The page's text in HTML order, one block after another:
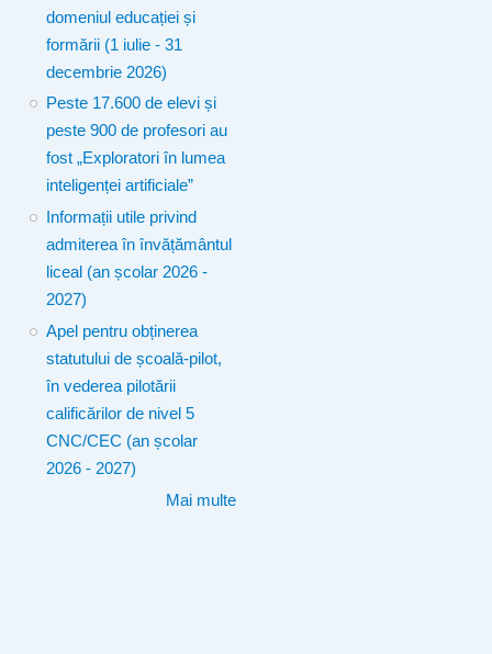
domeniul educației și
formării (1 iulie - 31
decembrie 2026)
Peste 17.600 de elevi și
peste 900 de profesori au
fost „Exploratori în lumea
inteligenței artificiale”
Informații utile privind
admiterea în învățământul
liceal (an școlar 2026 -
2027)
Apel pentru obținerea
statutului de școală-pilot,
în vederea pilotării
calificărilor de nivel 5
CNC/CEC (an școlar
2026 - 2027)
Mai multe